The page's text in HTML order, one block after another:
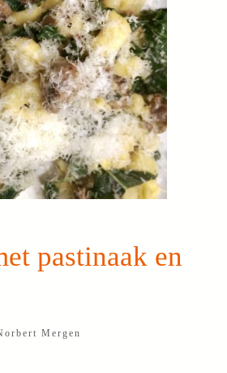
pastinaak en
Mergen